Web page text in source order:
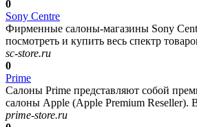
0
Sony Centre
Фирменные салоны-магазины Sony
посмотреть и купить весь спектр
sc-store.ru
0
Prime
Салоны Prime представляют собой
салоны Apple (Apple Premium Reseller).
prime-store.ru